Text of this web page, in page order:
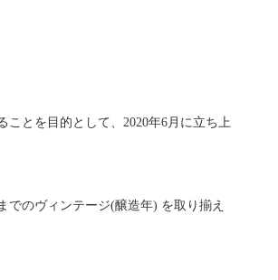
とを目的として、2020年6月に立ち上
でのヴィンテージ(醸造年) を取り揃え